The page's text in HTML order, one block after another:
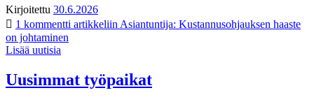
Kirjoitettu 30.6.2026
1 kommentti artikkeliin Asiantuntija: Kustannusohjauksen haaste
on johtaminen
Lisää uutisia
Uusimmat työpaikat